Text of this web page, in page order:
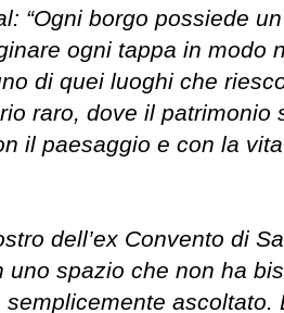
“Ogni borgo possiede
ogni tappa in modo
di quei luoghi che
raro, dove il patrimonio
il paesaggio e con la
dell’ex Convento di
uno spazio che non ha
semplicemente ascoltato.